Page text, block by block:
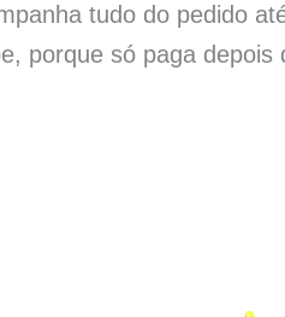
tudo do pedido
porque só paga depois